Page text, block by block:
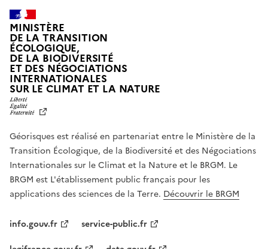
MINISTÈRE
DE LA TRANSITION
ÉCOLOGIQUE,
DE LA BIODIVERSITÉ
ET DES NÉGOCIATIONS
INTERNATIONALES
SUR LE CLIMAT ET LA NATUREL
T
É
,
É
G
A
L
Géorisques est réalisé en partenariat entre le Ministère de la
Transition Écologique, de la Biodiversité et des Négociations
Internationales sur le Climat et la Nature et le BRGM. Le
BRGM est L'établissement public français pour les
applications des sciences de la Terre. Découvrir le BRGM
info.gouv.fr
service-public.fr